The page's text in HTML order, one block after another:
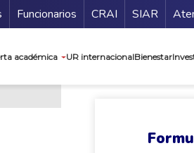
Funcionarios Guía de
CRAI SIAR
académica UR internacionalBienestar